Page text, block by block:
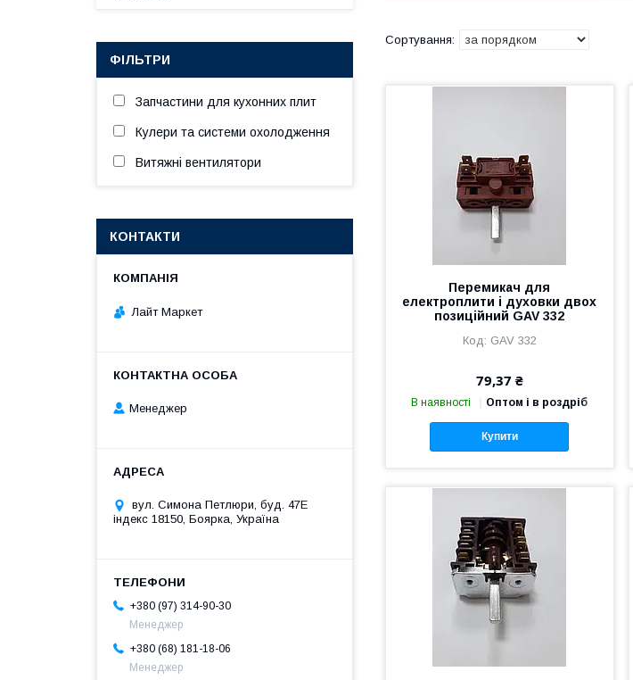
Перемикач для
електроплити і духовки двох
позиційний GAV 332
GAV 332
79,37 ₴
В наявності Оптом і в роздріб
Купити
ФІЛЬТРИ
Запчастини для кухонних плит
Кулери та системи охолодження
Витяжні вентилятори
КОНТАКТИ
Лайт Маркет
Менеджер
вул. Симона Петлюри, буд. 47Е
індекс 18150, Боярка, Україна
+380 (97) 314-90-30
Менеджер
+380 (68) 181-18-06
Менеджер